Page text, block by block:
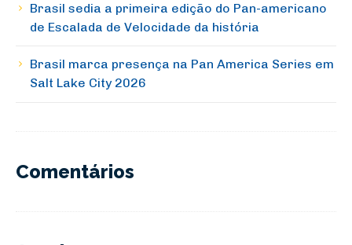
Brasil sedia a primeira edição do Pan-americano
de Escalada de Velocidade da história
Brasil marca presença na Pan America Series em
Salt Lake City 2026
Comentários